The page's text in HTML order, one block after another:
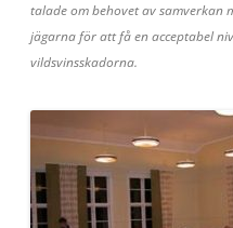
talade om behovet av samverkan
jägarna för att få en acceptabel
vildsvinsskadorna.